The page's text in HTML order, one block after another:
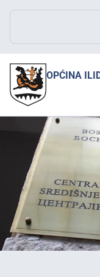
OPĆINA